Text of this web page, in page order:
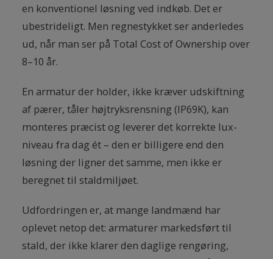
en konventionel løsning ved indkøb. Det er
ubestrideligt. Men regnestykket ser anderledes
ud, når man ser på Total Cost of Ownership over
8–10 år.
En armatur der holder, ikke kræver udskiftning
af pærer, tåler højtryksrensning (IP69K), kan
monteres præcist og leverer det korrekte lux-
niveau fra dag ét – den er billigere end den
løsning der ligner det samme, men ikke er
beregnet til staldmiljøet.
Udfordringen er, at mange landmænd har
oplevet netop det: armaturer markedsført til
stald, der ikke klarer den daglige rengøring,